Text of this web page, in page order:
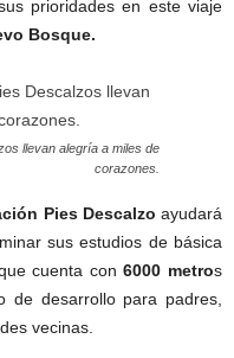
prioridades en este viaje
Bosque.
llevan alegría a miles de
corazones.
Pies Descalzo ayudará
sus estudios de básica
cuenta con6000 metros
de desarrollo para padres,
vecinas.